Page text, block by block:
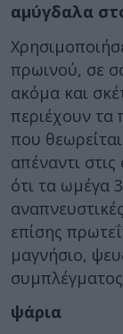
αμύγδαλα
πρωινού, σε
ακόμα και
περιέχουν τα
που
απέναντι στις
ότι τα ωμέγα
επίσης
μαγνήσιο,
ψάρια